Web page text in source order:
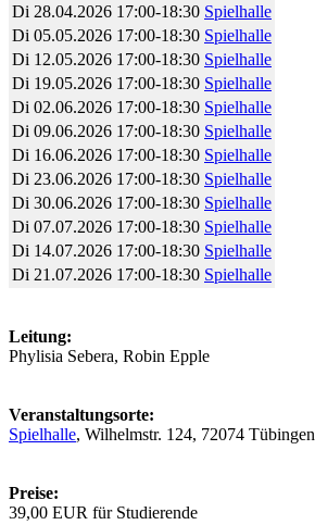
Di 28.04.2026 17:00-18:30 Spielhalle
Di 05.05.2026 17:00-18:30 Spielhalle
Di 12.05.2026 17:00-18:30 Spielhalle
Di 19.05.2026 17:00-18:30 Spielhalle
Di 02.06.2026 17:00-18:30 Spielhalle
Di 09.06.2026 17:00-18:30 Spielhalle
Di 16.06.2026 17:00-18:30 Spielhalle
Di 23.06.2026 17:00-18:30 Spielhalle
Di 30.06.2026 17:00-18:30 Spielhalle
Di 07.07.2026 17:00-18:30 Spielhalle
Di 14.07.2026 17:00-18:30 Spielhalle
Di 21.07.2026 17:00-18:30 Spielhalle
Leitung:
Phylisia Sebera, Robin Epple
Veranstaltungsorte:
Spielhalle, Wilhelmstr. 124, 72074 Tübingen
Preise:
39,00 EUR für Studierende